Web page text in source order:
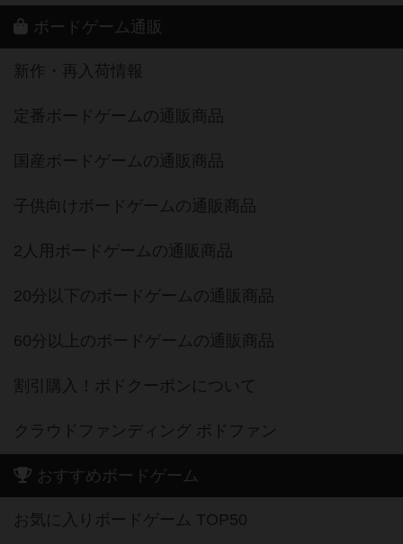
ボードゲーム通販
新作・再入荷情報
定番ボードゲームの通販商品
国産ボードゲームの通販商品
子供向けボードゲームの通販商品
2人用ボードゲームの通販商品
20分以下のボードゲームの通販商品
60分以上のボードゲームの通販商品
割引購入！ボドクーポンについて
クラウドファンディング ボドファン
おすすめボードゲーム
お気に入りボードゲーム TOP50